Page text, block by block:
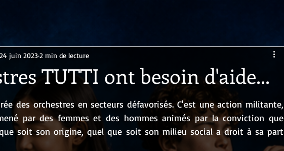
TUTTI ont besoin d'aide...
24 juin 20232 min de lecture
des orchestres en secteurs défavorisés. C'est une action militante,
par des femmes et des hommes animés par la conviction que
soit son origine, quel que soit son milieu social a droit à sa part